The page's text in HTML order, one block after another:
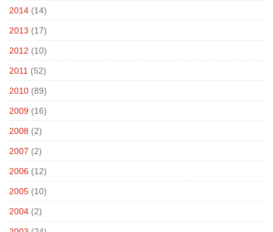
2014 (14)
2013 (17)
2012 (10)
2011 (52)
2010 (89)
2009 (16)
2008 (2)
2007 (2)
2006 (12)
2005 (10)
2004 (2)